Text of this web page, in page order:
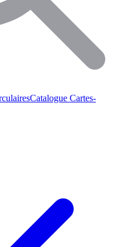
Catalogue Cartes-